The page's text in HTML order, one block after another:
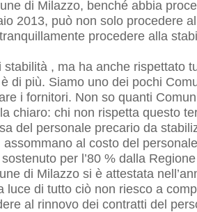
di Milazzo, benché abbia
2013, può non solo procedere
procedere alla
, ma ha anche rispettato
di più. Siamo uno dei pochi
i fornitori. Non so quanti
chiaro: chi non rispetta questo
del personale precario da
al costo del
per l’80 % dalla
di Milazzo si è attestata
di tutto ciò non riesco a
al rinnovo dei contratti del